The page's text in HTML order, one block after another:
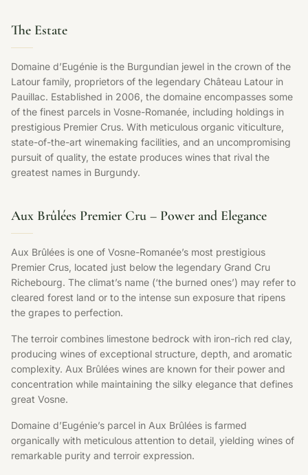
The Estate
Domaine d’Eugénie is the Burgundian jewel in the crown of the
Latour family, proprietors of the legendary Château Latour in
Pauillac. Established in 2006, the domaine encompasses some
of the finest parcels in Vosne-Romanée, including holdings in
prestigious Premier Crus. With meticulous organic viticulture,
state-of-the-art winemaking facilities, and an uncompromising
pursuit of quality, the estate produces wines that rival the
greatest names in Burgundy.
Aux Brûlées Premier Cru – Power and Elegance
Aux Brûlées is one of Vosne-Romanée’s most prestigious
Premier Crus, located just below the legendary Grand Cru
Richebourg. The climat’s name (‘the burned ones’) may refer to
cleared forest land or to the intense sun exposure that ripens
the grapes to perfection.
The terroir combines limestone bedrock with iron-rich red clay,
producing wines of exceptional structure, depth, and aromatic
complexity. Aux Brûlées wines are known for their power and
concentration while maintaining the silky elegance that defines
great Vosne.
Domaine d’Eugénie’s parcel in Aux Brûlées is farmed
organically with meticulous attention to detail, yielding wines of
remarkable purity and terroir expression.